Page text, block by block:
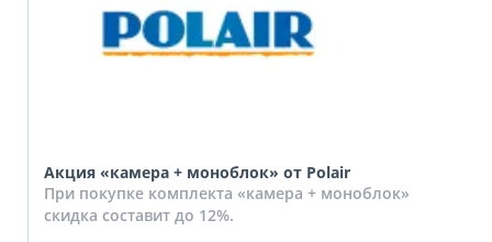
Акция «камера + моноблок» от Polair
При покупке комплекта «камера + моноблок»
скидка составит до 12%.